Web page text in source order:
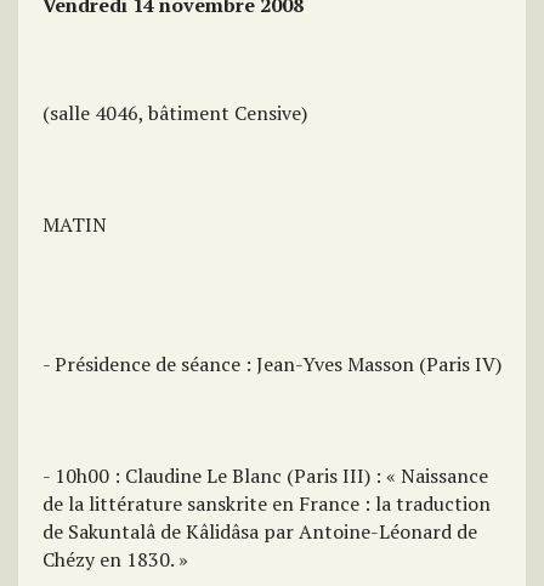
(salle 4046, bâtiment Censive)
MATIN
- Présidence de séance : Jean-Yves Masson (Paris IV)
- 10h00 : Claudine Le Blanc (Paris III) : « Naissance
de la littérature sanskrite en France : la traduction
de Sakuntalâ de Kâlidâsa par Antoine-Léonard de
Chézy en 1830. »